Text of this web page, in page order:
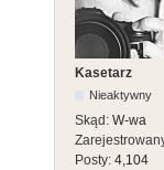
Kasetarz
Nieaktywny
Skąd: W-wa
Posty: 4,104